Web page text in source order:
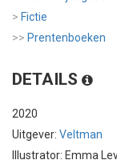
> Fictie
>> Prentenboeken
DETAILS
2020
Uitgever: Veltman
Illustrator: Emma